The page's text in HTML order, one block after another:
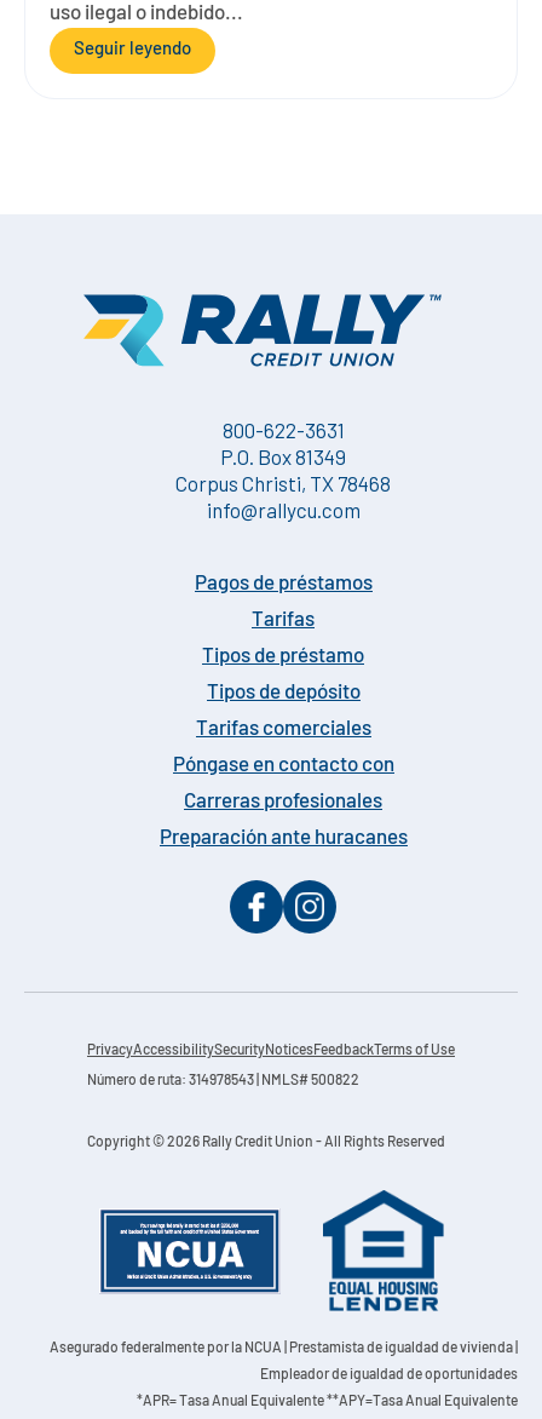
uso ilegal o indebido...
Seguir leyendo
800-622-3631
P.O. Box 81349
Corpus Christi, TX 78468
info@rallycu.com
Pagos de préstamos
Tarifas
Tipos de préstamo
Tipos de depósito
Tarifas comerciales
Póngase en contacto con
Carreras profesionales
Preparación ante huracanes
PrivacyAccessibilitySecurityNoticesFeedback Terms of Use
Número de ruta: 314978543 | NMLS# 500822
Copyright © 2026 Rally Credit Union - All Rights Reserved
Asegurado federalmente por la NCUA | Prestamista de igualdad de vivienda |
Empleador de igualdad de oportunidades
*APR= Tasa Anual Equivalente **APY=Tasa Anual Equivalente